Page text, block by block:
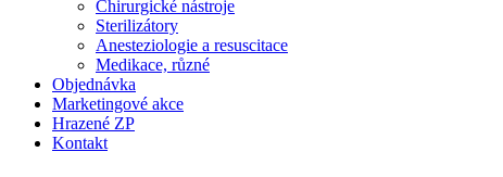
Chirurgické nástroje
Sterilizátory
Anesteziologie a resuscitace
Medikace, různé
Objednávka
Marketingové akce
Hrazené ZP
Kontakt